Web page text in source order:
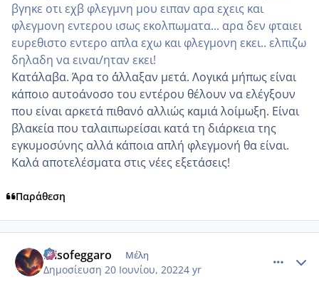
βγηκε οτι εχβ φλεγμνη μου ειπαν αρα εχεις και
φλεγμονη εντερου ισως εκολπωματα... αρα δεν φταιει
ευρεθιστο εντερο απλα εχω και φλεγμονη εκει.. ελπιζω
δηλαδη να ειναι/ηταν εκει!
Κατάλαβα. Άρα το ΄άλλαξαν μετά. Λογικά μήπως είναι
κάποιο αυτοάνοσο του εντέρου θέλουν να ελέγξουν
που είναι αρκετά πιθανό αλλιώς καμιά λοίμωξη. Είναι
βλακεία που ταλαιπωρείσαι κατά τη διάρκεια της
εγκυμοσύνης αλλά κάποια απλή φλεγμονή θα είναι.
Καλά αποτελέσματα στις νέες εξετάσεις!
Παράθεση
misofeggaro Μέλη
Δημοσίευση 20 Ιουνίου, 20224 yr